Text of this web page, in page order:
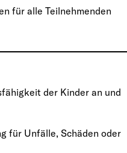
für alle Teilnehmenden
der Kinder an und
für Unfälle, Schäden oder